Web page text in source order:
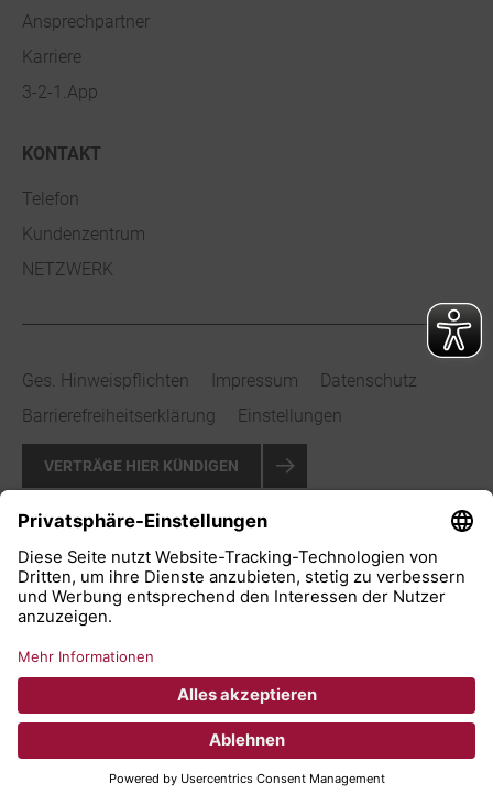
Ansprechpartner
Karriere
3-2-1.App
KONTAKT
Telefon
Kundenzentrum
NETZWERK
Ges. Hinweispflichten Impressum
Datenschutz
Barrierefreiheitserklärung
Einstellungen
VERTRÄGE HIER KÜNDIGEN
VERTRAG WIDERRUFEN
© 2026 Stadtwerke Bad Salzuflen GmbH